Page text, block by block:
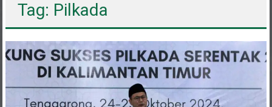
Tag: Pilkada